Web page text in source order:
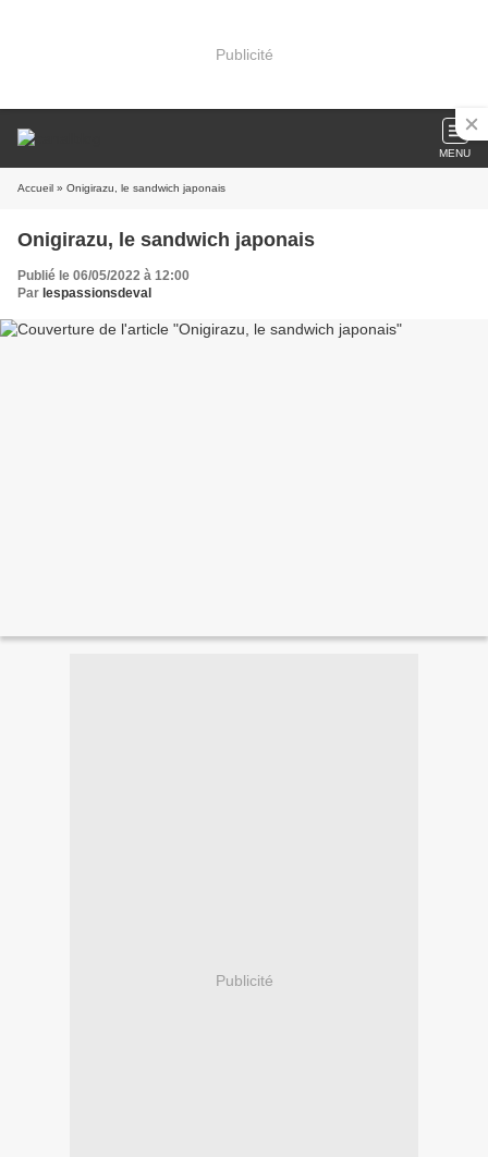
Publicité
MENU
Accueil » Onigirazu, le sandwich japonais
Onigirazu, le sandwich japonais
Publié le 06/05/2022 à 12:00
Par lespassionsdeval
Publicité